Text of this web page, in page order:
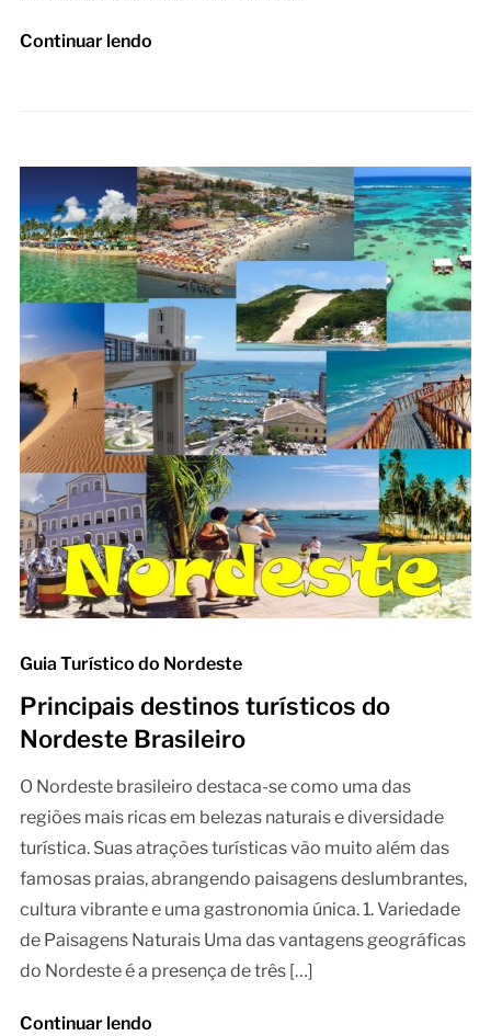
Continuar lendo
Guia Turístico do Nordeste
Principais destinos turísticos do
Nordeste Brasileiro
O Nordeste brasileiro destaca-se como uma das
regiões mais ricas em belezas naturais e diversidade
turística. Suas atrações turísticas vão muito além das
famosas praias, abrangendo paisagens deslumbrantes,
cultura vibrante e uma gastronomia única. 1. Variedade
de Paisagens Naturais Uma das vantagens geográficas
do Nordeste é a presença de três […]
Continuar lendo